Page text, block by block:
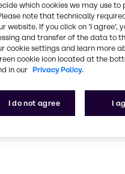
which cookies we may use to
note that technically
If you click on ’I agree’,
and transfer of the data to
cookie settings and learn more
cookie icon located at the
in our Privacy Policy.
I do not agree I